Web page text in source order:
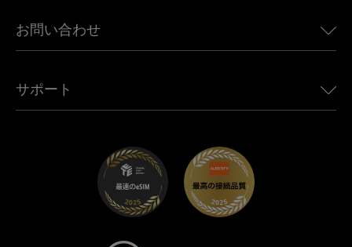
アフリカ向けeSIM
すべての目的地を見る
Jeep向けUbigi
Mini向けUbigi
Maserati向けUbigi
Ubigi関連プレス
Ubigiアプリ
お問い合わせ
アフェリエイトプログラム
サポート
トラブルシューティング
ヘルプセンター
お問い合わせ先